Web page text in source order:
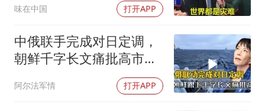
女子开一天一夜空调后二氧化碳中毒
奋进开新局 实干挑大梁
味在中国 打开APP
中俄联手完成对日定调，
朝鲜千字长文痛批高市，
阿尔法军情 打开APP